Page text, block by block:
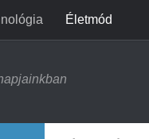
Életmód